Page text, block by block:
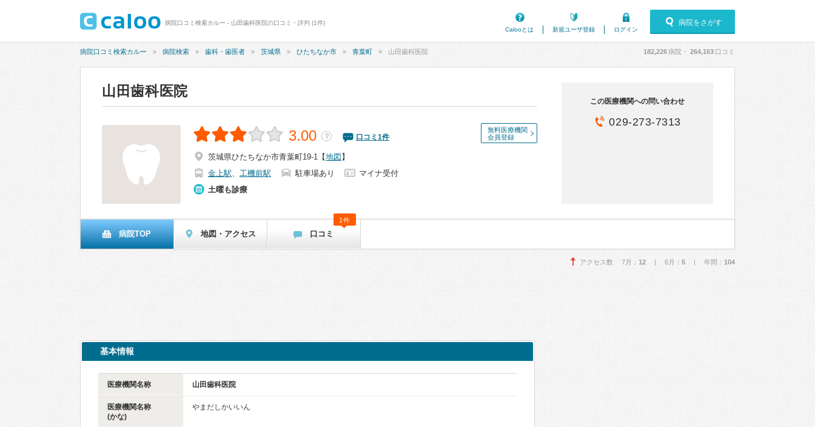
病院口コミ検索カルー - 山田歯科医院の口コミ・評判 (1件)
Calooとは
新規ユーザ登録 ログイン
病院をさがす
病院口コミ検索カルー 病院検索 歯科・歯医者 茨城県 ひたちなか市 青葉町 山田歯科医院 182,226病院・ 264,163 口コミ
山田歯科医院
無料医療機関
会員登録
3.00 ？ 口コミ 1件
茨城県ひたちなか市青葉町19-1 【地図 】
金上駅、 工機前駅 駐車場あり
マイナ受付
土曜も診療
この医療機関への問い合わせ
029-273-7313
病院TOP 地図・アクセス 口コミ
1件
アクセス数 7月： 12 | 6月： 5 | 年間： 104
基本情報
医療機関名称 山田歯科医院
医療機関名称
(かな)
やまだしかいいん